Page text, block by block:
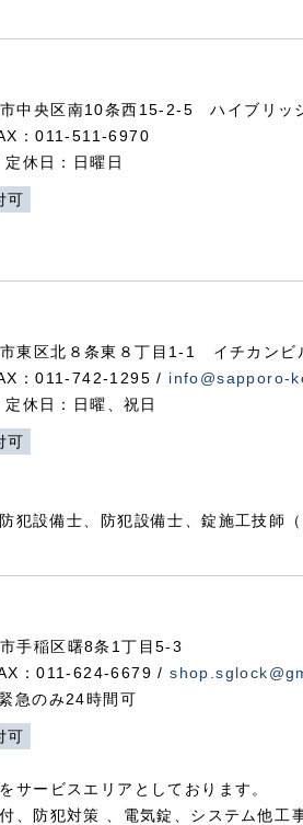
中央区南10条西15-2-5 ハイブリッ
：011-511-6970
休日：日曜日
可
東区北８条東８丁目1-1 イチカンビ
：011-742-1295 / info@sapporo-
休日：日曜、祝日
可
設備士、防犯設備士、錠施工技師
手稲区曙8条1丁目5-3
：011-624-6679 /
急のみ24時間可
可
サービスエリアとしております。
、防犯対策 、電気錠、システム他工